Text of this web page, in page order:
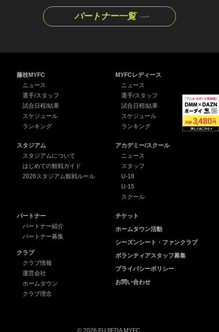
パートナー一覧
藤枝MYFC
ニュース
選手/スタッフ
試合日程/結果
スケジュール
ランキング
MYFCレディース
ニュース
選手/スタッフ
試合日程/結果
スケジュール
ランキング
スタジアム
スタジアムについて
はじめての観戦ガイド
2026スタジアム観戦ルール
アカデミー/スクール
ニュース
スタッフ
U-18
U-15
スクール
パートナー
パートナー紹介
パートナー募集
クラブ
クラブ情報
運営会社
ホームタウン
クラブ理念
チケット
ホームタウン活動
シーズンシート・ファンクラブ
ボランティアスタッフ募集
プライバシーポリシー
お問い合わせ